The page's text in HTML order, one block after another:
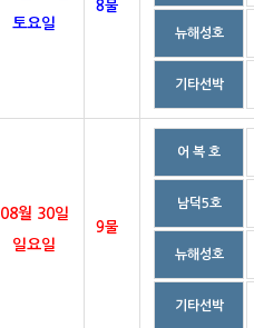
토요일
8물
뉴해성호
기타선박
08월 30일
일요일
9물
어 복 호
남덕5호
뉴해성호
기타선박